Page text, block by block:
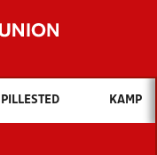
vil du søge efter?
OG NYHEDER
KAMP